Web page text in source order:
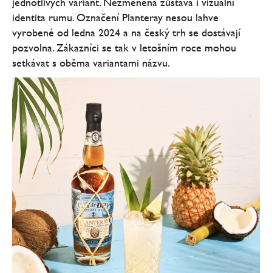
identita rumu. Označení Planteray nesou lahve
vyrobené od ledna 2024 a na český trh se dostávají
pozvolna. Zákazníci se tak v letošním roce mohou
setkávat s oběma variantami názvu.